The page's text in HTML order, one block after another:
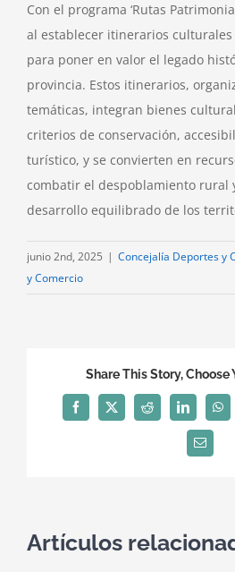
Con el programa ‘Rutas
al establecer itinerarios
para poner en valor el legado
provincia. Estos itinerarios,
temáticas, integran bienes
criterios de conservación,
turístico, y se convierten en
combatir el despoblamiento rural
desarrollo equilibrado de los
junio 2nd, 2025 | Concejalía Deportes y
y Comercio
Share This Story, Choose
Facebook
X Reddit LinkedIn
Correo
Artículos